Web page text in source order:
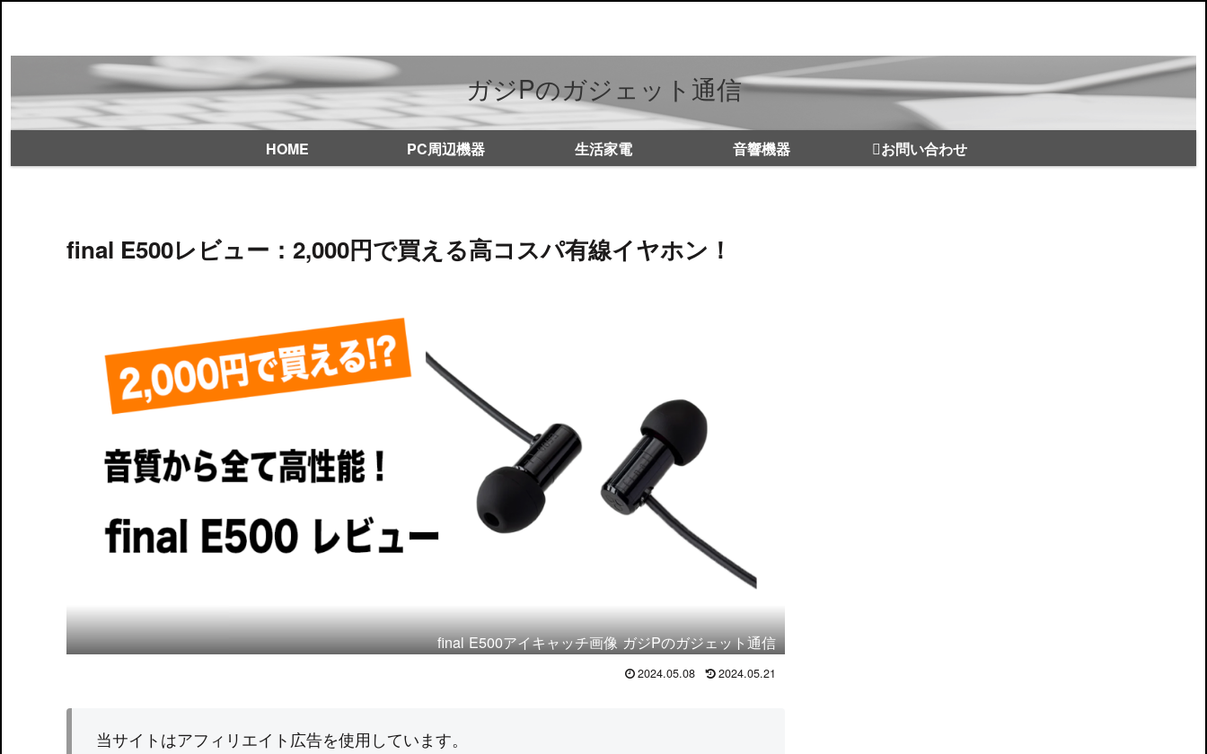
ガジPのガジェット通信
HOME PC周辺機器 生活家電 音響機器 お問い合わせ
final E500レビュー：2,000円で買える高コスパ有線イヤホン！
final E500アイキャッチ画像 ガジPのガジェット通信
2024.05.08 2024.05.21
当サイトはアフィリエイト広告を使用しています。